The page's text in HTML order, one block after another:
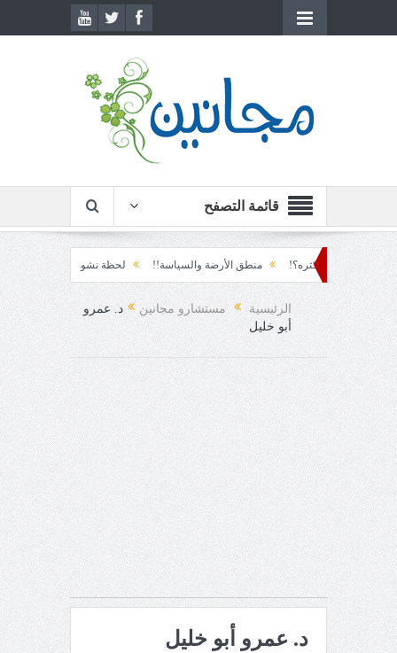
قائمة التصفح
يستكثره؟! منطق الأرضة والسياسة!! لحظة نشوة!! سياسة!! تاج
الرئيسية مستشارو مجانين
د. عمرو
أبو خليل
د. عمرو أبو خليل